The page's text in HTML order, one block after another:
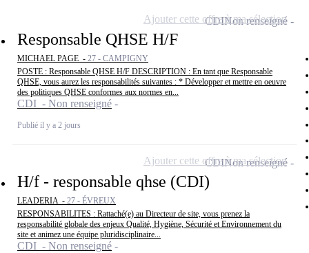
Responsable QHSE H/F
MICHAEL PAGE - 27 - CAMPIGNY
POSTE : Responsable QHSE H/F DESCRIPTION : En tant que Responsable
QHSE, vous aurez les responsabilités suivantes : * Développer et mettre en oeuvre
des politiques QHSE conformes aux normes en...
CDI - Non renseigné
Publié il y a 2 jours
CDINon renseigné
Ajouter cette offre à ma sélection
H/f - responsable qhse (CDI)
LEADERIA - 27 - ÉVREUX
RESPONSABILITES : Rattaché(e) au Directeur de site, vous prenez la
responsabilité globale des enjeux Qualité, Hygiène, Sécurité et Environnement du
site et animez une équipe pluridisciplinaire...
CDI - Non renseigné
CDINon renseigné
Ajouter cette offre à ma sélection